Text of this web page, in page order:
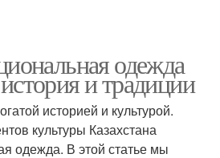
одежда
и традиции
историей и культурой.
культуры Казахстана
одежда. В этой статье мы